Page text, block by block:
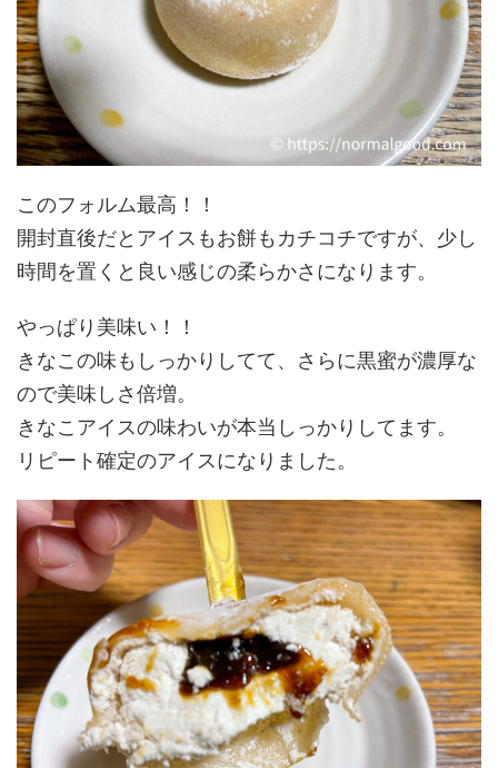
このフォルム最高！！
開封直後だとアイスもお餅もカチコチですが、少し
時間を置くと良い感じの柔らかさになります。
やっぱり美味い！！
きなこの味もしっかりしてて、さらに黒蜜が濃厚な
ので美味しさ倍増。
きなこアイスの味わいが本当しっかりしてます。
リピート確定のアイスになりました。